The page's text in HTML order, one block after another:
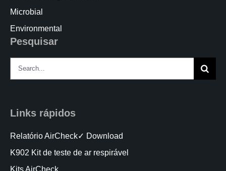
Microbial
Environmental
Pesquisar
Search
for:
Links rápidos
Relatório AirCheck✓ Download
K902 Kit de teste de ar respirável
Kits AirCheck